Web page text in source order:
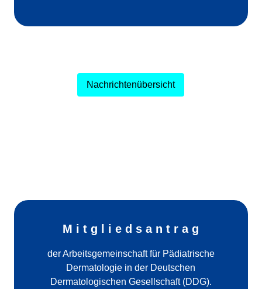
Nachrichtenübersicht
M i t g l i e d s a n t r a g
der Arbeitsgemeinschaft für Pädiatrische
Dermatologie in der Deutschen
Dermatologischen Gesellschaft (DDG).